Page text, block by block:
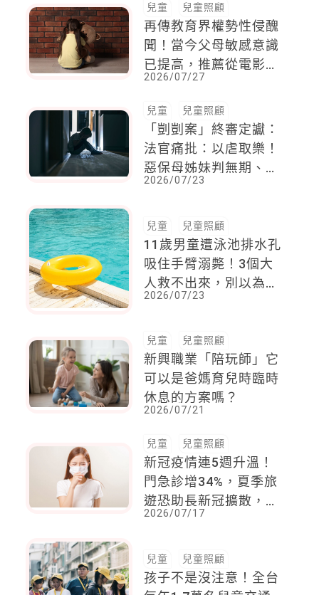
兒童 兒童照顧
再傳教育界權勢性侵醜
聞！當今父母敏感意識
已提高，推薦從電影
《童話世界》重新洗牌
老舊三觀，即時成為孩
子的守護者
2026/07/27
兒童 兒童照顧
「剴剴案」終審定讞：
法官痛批：以虐取樂！
惡保母姊妹判無期、18
年，發監執行
2026/07/23
兒童 兒童照顧
11歲男童遭泳池排水孔
吸住手臂溺斃！3個大
人救不出來，別以為兒
童淺水區就安全
2026/07/23
兒童 兒童照顧
新興職業「陪玩師」它
可以是爸媽育兒時臨時
休息的方案嗎？
2026/07/21
兒童 兒童照顧
新冠疫情連5週升溫！
門急診增34%，夏季旅
遊恐助長新冠擴散，
「這時間」迎來高峰
2026/07/17
兒童 兒童照顧
孩子不是沒注意！全台